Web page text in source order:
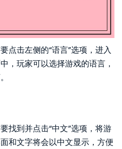
点击左侧的“语言”选项，进入
，玩家可以选择游戏的语言，
找到并点击“中文”选项，将游
和文字将会以中文显示，方便